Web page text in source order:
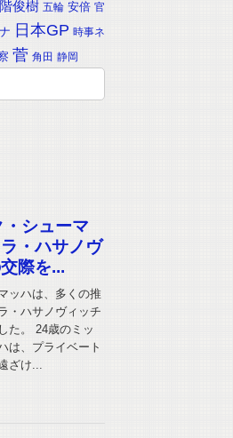
俊樹 五輪 安倍 官
日本GP 時事ネ
菅 角田 静岡